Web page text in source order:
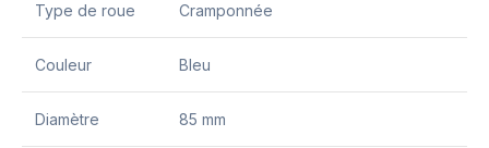
Type de roue Cramponnée
Couleur Bleu
Diamètre 85 mm